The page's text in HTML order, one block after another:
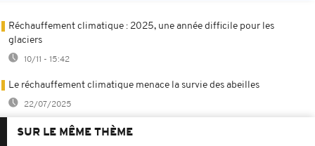
Réchauffement climatique : 2025, une année difficile pour les
glaciers
10/11 - 15:42
Le réchauffement climatique menace la survie des abeilles
22/07/2025
SUR LE MÊME THÈME